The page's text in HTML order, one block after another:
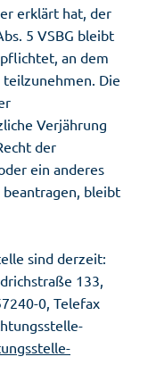
erklärt hat, der
5 VSBG bleibt
an dem
Die
Verjährung
der
ein anderes
beantragen, bleibt
sind derzeit:
133,
0, Telefax